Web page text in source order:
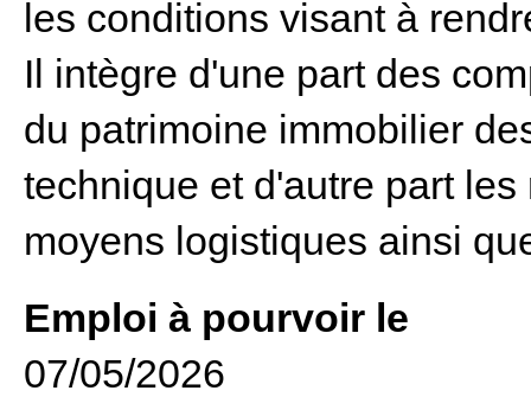
les conditions visant à
Il intègre d'une part des
du patrimoine immobilier
technique et d'autre part
moyens logistiques ainsi
Emploi à pourvoir le
07/05/2026